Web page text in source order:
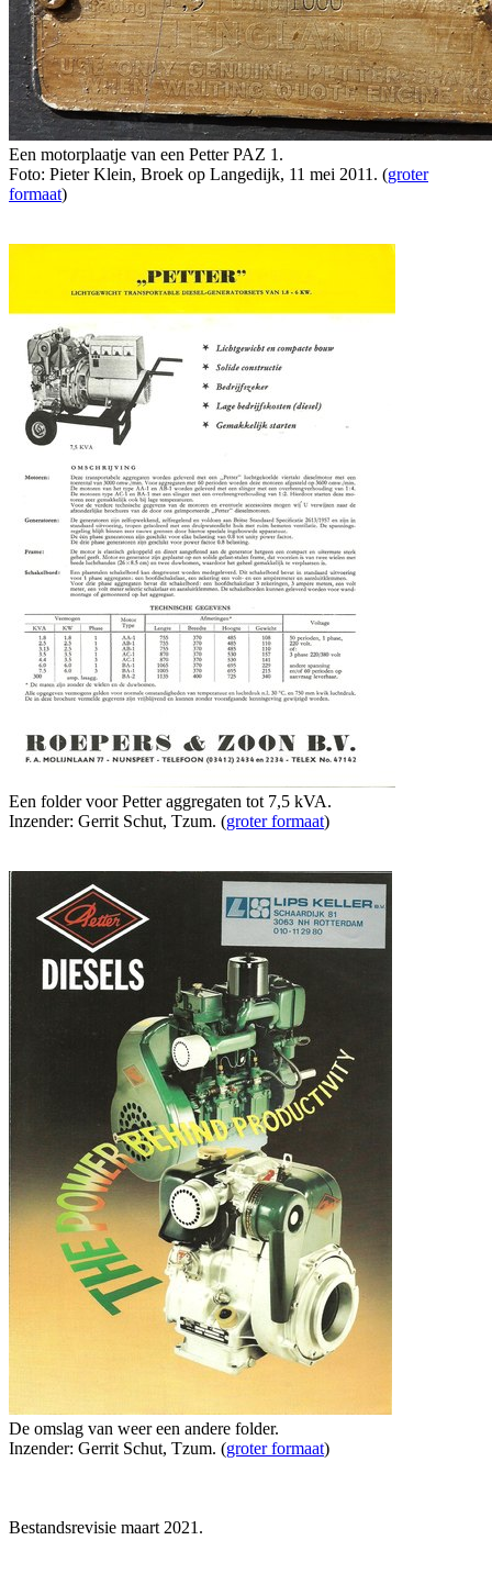
Een motorplaatje van een Petter PAZ 1.
Foto: Pieter Klein, Broek op Langedijk, 11 mei 2011. (groter
formaat)
Een folder voor Petter aggregaten tot 7,5 kVA.
Inzender: Gerrit Schut, Tzum. (groter formaat)
De omslag van weer een andere folder.
Inzender: Gerrit Schut, Tzum. (groter formaat)
Bestandsrevisie maart 2021.